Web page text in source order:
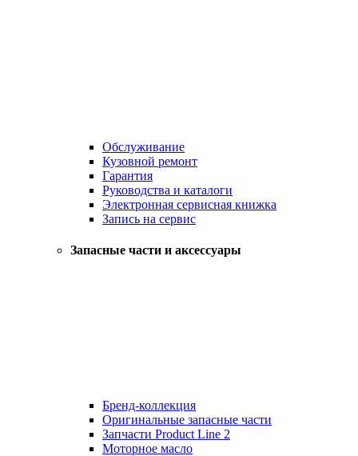
Обслуживание
Кузовной ремонт
Гарантия
Руководства и каталоги
Электронная сервисная книжка
Запись на сервис
Запасные части и аксессуары
Бренд-коллекция
Оригинальные запасные части
Запчасти Product Line 2
Моторное масло